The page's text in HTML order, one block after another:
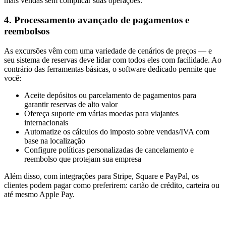
4. Processamento avançado de pagamentos e
reembolsos
As excursões vêm com uma variedade de cenários de preços — e
seu sistema de reservas deve lidar com todos eles com facilidade. Ao
contrário das ferramentas básicas, o software dedicado permite que
você:
Aceite depósitos ou parcelamento de pagamentos para
garantir reservas de alto valor
Ofereça suporte em várias moedas para viajantes
internacionais
Automatize os cálculos do imposto sobre vendas/IVA com
base na localização
Configure políticas personalizadas de cancelamento e
reembolso que protejam sua empresa
Além disso, com integrações para Stripe, Square e PayPal, os
clientes podem pagar como preferirem: cartão de crédito, carteira ou
até mesmo Apple Pay.